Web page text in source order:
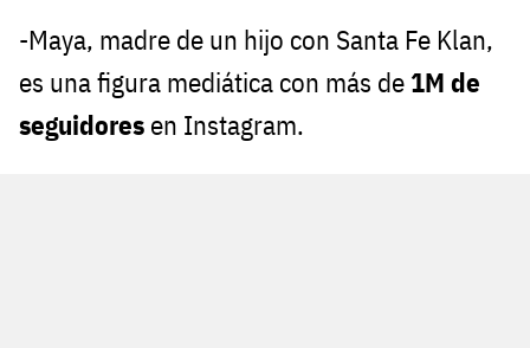
-Maya, madre de un hijo con Santa Fe Klan,
es una figura mediática con más de 1M de
seguidores en Instagram.